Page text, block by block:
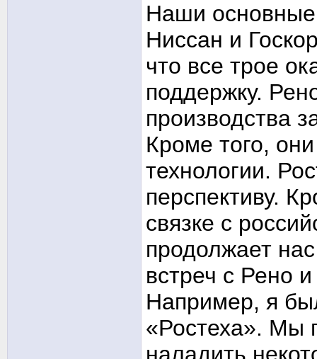
Наши
Ниссан и
что все трое
поддержку.
производства
Кроме того,
технологии.
перспективу.
связке с
продолжает
встреч с Рено
Например, я
«Ростеха». Мы